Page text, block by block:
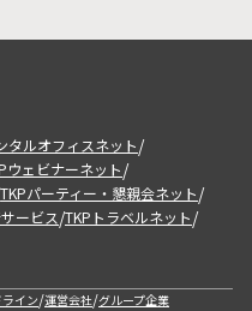
タルオフィスネット/
ウェビナーネット/
TKPパーティー・懇親会ネット/
ービス/TKPトラベルネット/
イン/運営会社/グループ企業